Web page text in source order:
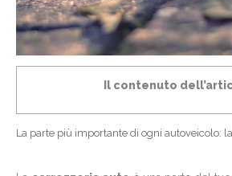
Il contenuto
La parte più importante di ogni autoveicolo: